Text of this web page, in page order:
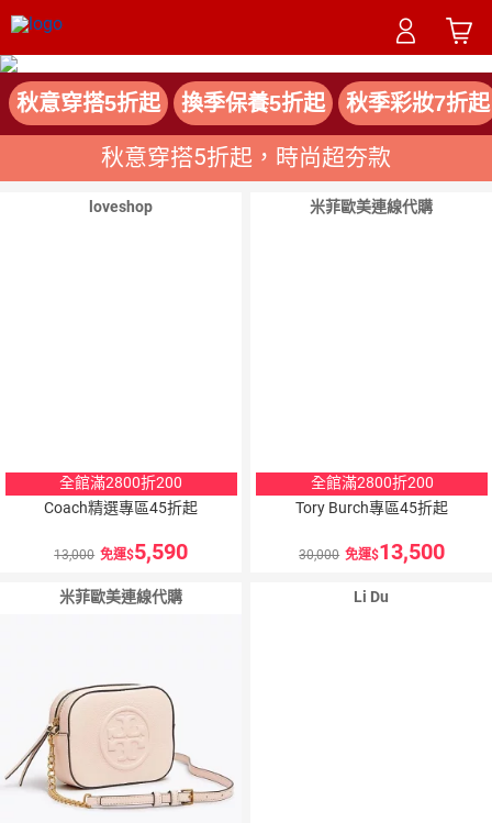
秋意穿搭5折起 換季保養5折起 秋季彩妝7折起
秋意穿搭5折起，時尚超夯款
loveshop
全館滿2800折200
Coach精選專區45折起
13,000 免運 5,590
米菲歐美連線代購
全館滿2800折200
Tory Burch專區45折起
30,000 免運 13,500
米菲歐美連線代購 Li Du